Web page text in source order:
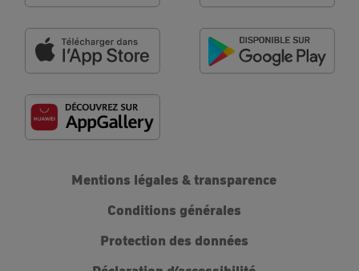
Mentions légales & transparence
Conditions générales
Protection des données